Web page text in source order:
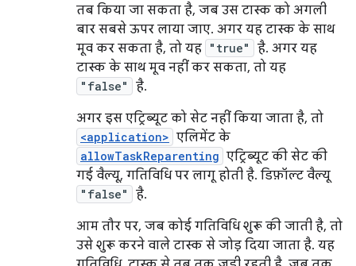
तब किया जा सकता है, जब उस टास्क को अगली
बार सबसे ऊपर लाया जाए. अगर यह टास्क के साथ
मूव कर सकता है, तो यह "true"
है. अगर यह
टास्क के साथ मूव नहीं कर सकता, तो यह
"false"
है.
अगर इस एट्रिब्यूट को सेट नहीं किया जाता है, तो
<application> एलिमेंट के
allowTaskReparenting एट्रिब्यूट की सेट की
गई वैल्यू, गतिविधि पर लागू होती है. डिफ़ॉल्ट वैल्यू
"false"
है.
आम तौर पर, जब कोई गतिविधि शुरू की जाती है, तो
उसे शुरू करने वाले टास्क से जोड़ दिया जाता है. यह